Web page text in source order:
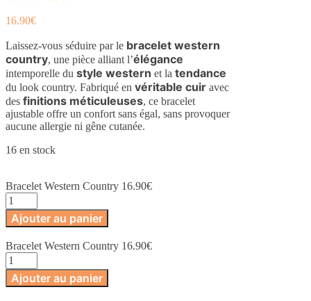
16.90€
Laissez-vous séduire par le bracelet western
country, une pièce alliant l’élégance
intemporelle du style western et la tendance
du look country. Fabriqué en véritable cuir avec
des finitions méticuleuses, ce bracelet
ajustable offre un confort sans égal, sans provoquer
aucune allergie ni gêne cutanée.
16 en stock
Bracelet Western Country 16.90€
quantité
de
Bracelet
Country
Ajouter au panier
Bracelet Western Country 16.90€
quantité
de
Bracelet
Ajouter au panier